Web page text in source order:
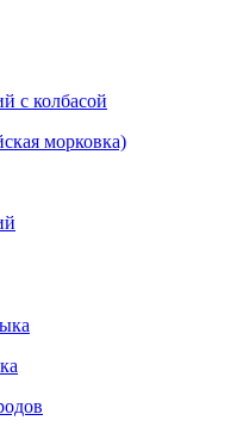
с колбасой
морковка)